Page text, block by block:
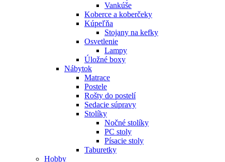
Vankúše
Koberce a koberčeky
Kúpeľňa
Stojany na kefky
Osvetlenie
Lampy
Úložné boxy
Nábytok
Matrace
Postele
Rošty do postelí
Sedacie súpravy
Stolíky
Nočné stolíky
PC stoly
Písacie stoly
Taburetky
Hobby